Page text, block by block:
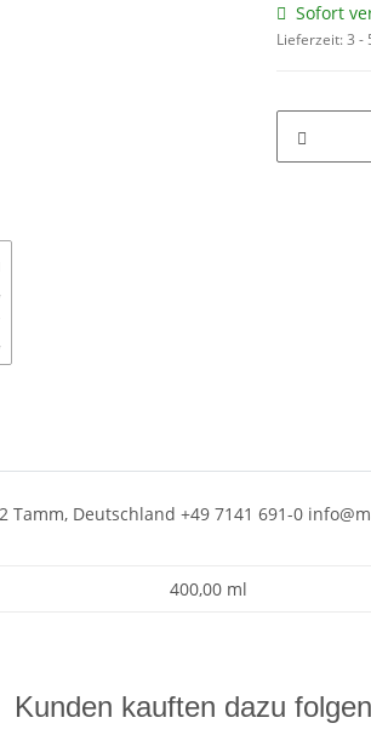
Sofort
Lieferzeit:3 -
Tamm, Deutschland +49 7141 691-0
400,00 ml
Kunden kauften dazu